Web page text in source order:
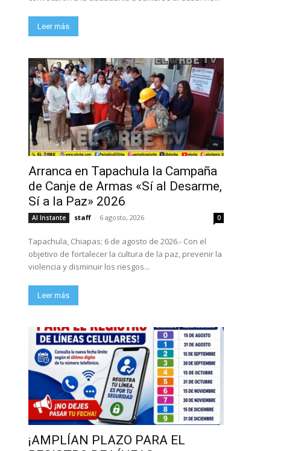
Leer más
Arranca en Tapachula la Campaña
de Canje de Armas «Sí al Desarme,
Sí a la Paz» 2026
Al Instante staff - 6 agosto, 2026 0
Tapachula, Chiapas; 6 de agosto de 2026.- Con el
objetivo de fortalecer la cultura de la paz, prevenir la
violencia y disminuir los riesgos...
Leer más
¡AMPLÍAN PLAZO PARA EL